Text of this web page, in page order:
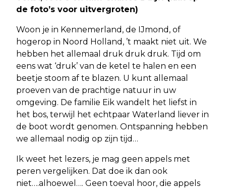
de foto’s voor uitvergroten)
Woon je in Kennemerland, de IJmond, of
hogerop in Noord Holland, ’t maakt niet uit. We
hebben het allemaal druk druk druk. Tijd om
eens wat ‘druk’ van de ketel te halen en een
beetje stoom af te blazen. U kunt allemaal
proeven van de prachtige natuur in uw
omgeving. De familie Eik wandelt het liefst in
het bos, terwijl het echtpaar Waterland liever in
de boot wordt genomen. Ontspanning hebben
we allemaal nodig op zijn tijd…
Ik weet het lezers, je mag geen appels met
peren vergelijken. Dat doe ik dan ook
niet….alhoewel…. Geen toeval hoor, die appels